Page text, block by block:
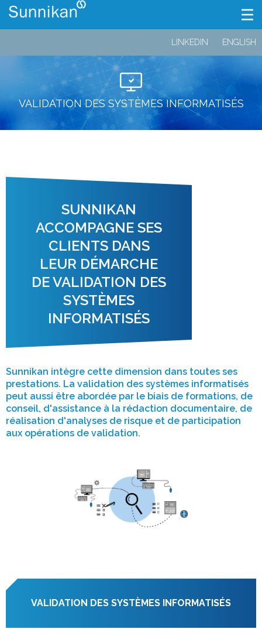
LINKEDIN ENGLISH
VALIDATION DES SYSTÈMES INFORMATISÉS
SUNNIKAN
ACCOMPAGNE SES
CLIENTS DANS
LEUR DÉMARCHE
DE VALIDATION DES
SYSTÈMES
INFORMATISÉS
Sunnikan intègre cette dimension dans toutes ses
prestations. La validation des systèmes informatisés
peut aussi être abordée par le biais de formations, de
conseil, d'assistance à la rédaction documentaire, de
réalisation d'analyses de risque et de participation
aux opérations de validation.
VALIDATION DES SYSTÈMES INFORMATISÉS